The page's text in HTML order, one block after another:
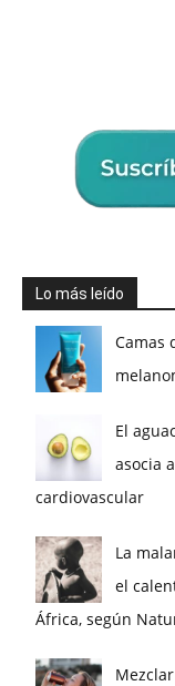
Lo más leído
Camas
El
asocia
cardiovascular
La
el
África, según